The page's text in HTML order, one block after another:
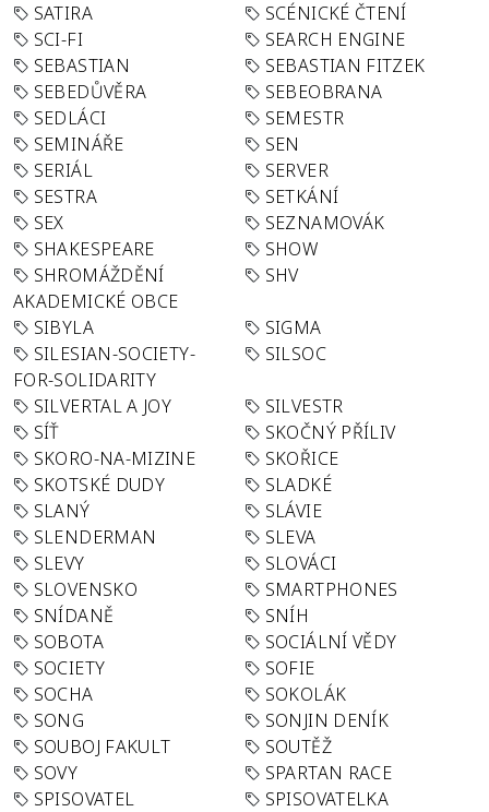
SATIRA
SCÉNICKÉ ČTENÍ
SCI-FI
SEARCH ENGINE
SEBASTIAN
SEBASTIAN FITZEK
SEBEDŮVĚRA
SEBEOBRANA
SEDLÁCI
SEMESTR
SEMINÁŘE
SEN
SERIÁL
SERVER
SESTRA
SETKÁNÍ
SEX
SEZNAMOVÁK
SHAKESPEARE
SHOW
SHROMÁŽDĚNÍ
AKADEMICKÉ OBCE
SHV
SIBYLA
SIGMA
SILESIAN-SOCIETY-
FOR-SOLIDARITY
SILSOC
SILVERTAL A JOY
SILVESTR
SÍŤ
SKOČNÝ PŘÍLIV
SKORO-NA-MIZINE
SKOŘICE
SKOTSKÉ DUDY
SLADKÉ
SLANÝ
SLÁVIE
SLENDERMAN
SLEVA
SLEVY
SLOVÁCI
SLOVENSKO
SMARTPHONES
SNÍDANĚ
SNÍH
SOBOTA
SOCIÁLNÍ VĚDY
SOCIETY
SOFIE
SOCHA
SOKOLÁK
SONG
SONJIN DENÍK
SOUBOJ FAKULT
SOUTĚŽ
SOVY
SPARTAN RACE
SPISOVATEL
SPISOVATELKA